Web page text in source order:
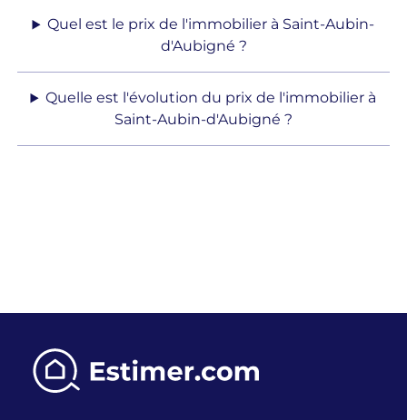
Quel est le prix de l'immobilier à Saint-Aubin-
d'Aubigné ?
Quelle est l'évolution du prix de l'immobilier à
Saint-Aubin-d'Aubigné ?